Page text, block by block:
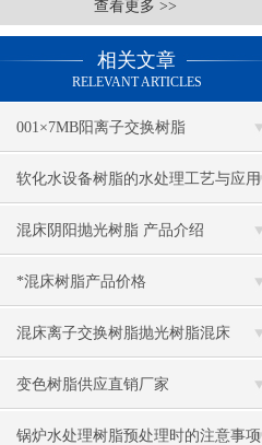
查看更多 >>
相关文章
RELEVANT ARTICLES
001×7MB阳离子交换树脂
软化水设备树脂的水处理工艺与应用
领域
混床阴阳抛光树脂 产品介绍
*混床树脂产品价格
混床离子交换树脂抛光树脂混床
变色树脂供应直销厂家
锅炉水处理树脂预处理时的注意事项